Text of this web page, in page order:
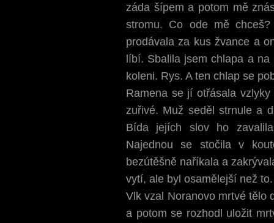
záda šípem a potom mě
stromu. Co ode mě
prodávala za kus žvance a
líbí. Sbalila jsem chlapa a
koleni. Rys. A ten chlap se
Ramena se jí otřásala
zuřivé. Muž seděl strnule a
Bída jejích slov ho
Najednou se stočila v
bezútěšně naříkala a
vytí, ale byl osamělejší než to.
Vlk vzal Noranovo mrtvé tělo
a potom se rozhodl uložit